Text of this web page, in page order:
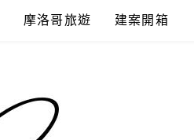
摩洛哥旅遊 建案開箱